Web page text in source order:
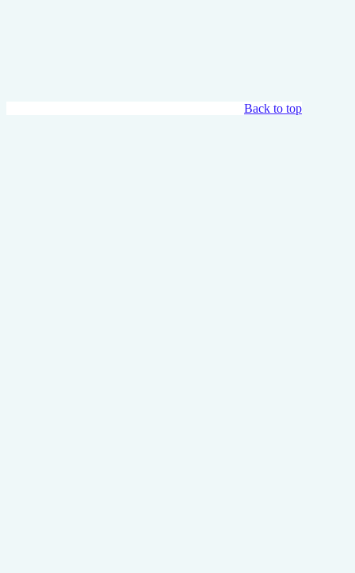
Back to top